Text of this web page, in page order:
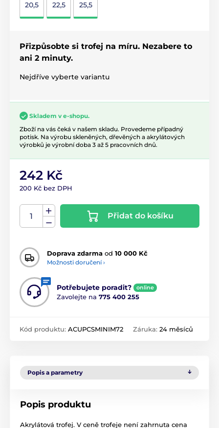
20,5 22,5 25,5
Přizpůsobte si trofej na míru. Nezabere to
ani 2 minuty.
Nejdříve vyberte variantu
Skladem v e-shopu.
Zboží na vás čeká v našem skladu. Provedeme případný
potisk. Na výrobu skleněných, dřevěných a akrylátových
výrobků je výrobní doba 3 až 5 pracovních dnů.
242 Kč
200 Kč bez DPH
Přidat do košíku
Doprava zdarma od 10 000 Kč
Možnosti doručení ›
Potřebujete poradit? online
Zavolejte na 775 400 255
Kód produktu: ACUPCSMINIM72 Záruka: 24 měsíců
Popis a parametry
Popis produktu
Akrylátová trofej. V ceně trofeje není zahrnuta cena